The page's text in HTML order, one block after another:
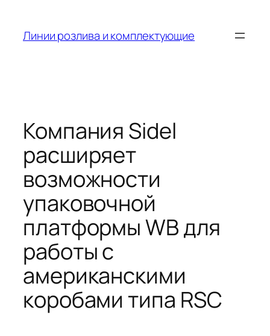
content
Линии розлива и комплектующие
Компания Sidel
расширяет
возможности
упаковочной
платформы WB для
работы с
американскими
коробами типа RSC